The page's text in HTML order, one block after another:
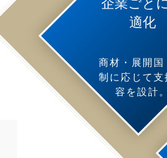
企業ごと
適化
商材・展開国
制に応じて支
容を設計